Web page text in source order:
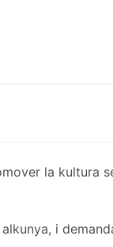
la kultura
i